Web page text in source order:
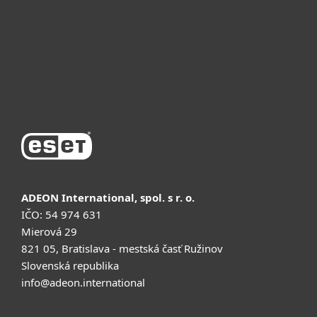
ADEON International, spol. s r. o.
IČO: 54 974 631
Mierová 29
821 05, Bratislava - mestská časť Ružinov
Slovenská republika
info@adeon.international